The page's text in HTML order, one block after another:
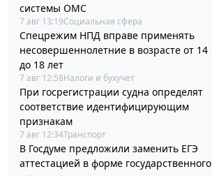
системы ОМС
7 авг 13:19Социальная сфера
Спецрежим НПД вправе применять
несовершеннолетние в возрасте от 14
до 18 лет
7 авг 12:58Налоги и бухучет
При госрегистрации судна определят
соответствие идентифицирующим
признакам
7 авг 12:34Транспорт
В Госдуме предложили заменить ЕГЭ
аттестацией в форме государственного